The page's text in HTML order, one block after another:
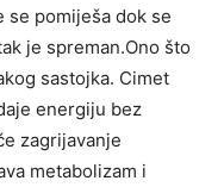
se pomiješa dok se
je spreman.Ono što
sastojka. Cimet
energiju bez
zagrijavanje
metabolizam i